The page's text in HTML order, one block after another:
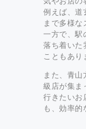
例えば、道
まで多様な
一方で、駅
落ち着いた
こともあり
また、青山
級店が集ま
行きたいお
も、効率的